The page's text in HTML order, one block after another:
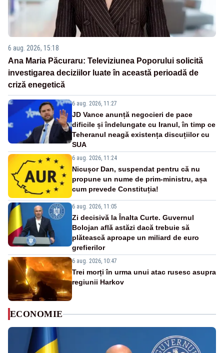
6 aug. 2026, 15:18
Ana Maria Păcuraru: Televiziunea Poporului solicită
investigarea deciziilor luate în această perioadă de
criză enegetică
6 aug. 2026, 11:27
JD Vance anunță negocieri de pace
dificile și îndelungate cu Iranul, în timp ce
Teheranul neagă existența discuțiilor cu
SUA
6 aug. 2026, 11:24
Nicușor Dan, suspendat pentru că nu
propune un nume de prim-ministru, așa
cum prevede Constituția!
6 aug. 2026, 11:05
Zi decisivă la Înalta Curte. Guvernul
Bolojan află astăzi dacă trebuie să
plătească aproape un miliard de euro
grefierilor
6 aug. 2026, 10:47
Trei morți în urma unui atac rusesc asupra
regiunii Harkov
ECONOMIE